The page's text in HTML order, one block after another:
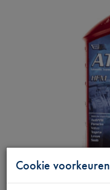
Cookie voorkeuren